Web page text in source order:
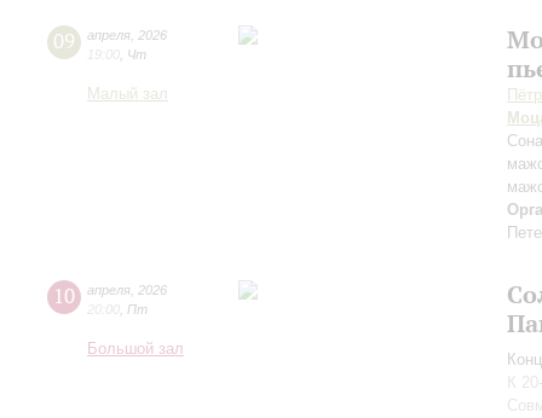
09 апреля 2026
19:00 Чт
Малый зал
10 апреля 2026
20:00 Пт
Большой зал
К